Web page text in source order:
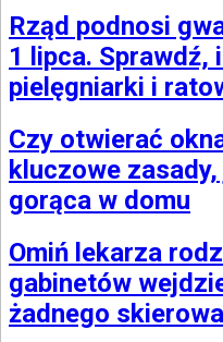
Rząd podnosi
1 lipca. Sprawdź,
pielęgniarki i
Czy otwierać
kluczowe
gorąca w domu
Omiń lekarza
gabinetów
żadnego